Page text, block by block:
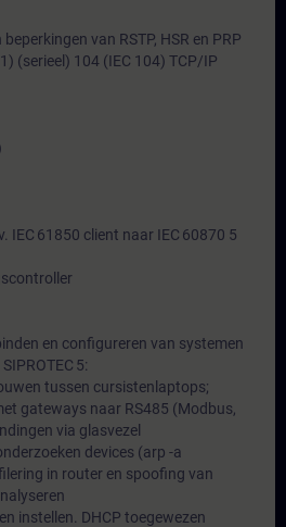
van RSTP, HSR en PRP
(serieel) 104 (IEC 104) TCP/IP
IEC 61850 client naar IEC 60870 5
en configureren van systemen
5:
tussen cursistenlaptops;
gateways naar RS485 (Modbus,
via glasvezel
devices (arp -a
in router en spoofing van
instellen. DHCP toegewezen